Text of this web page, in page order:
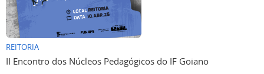
REITORIA
II Encontro dos Núcleos Pedagógicos do IF Goiano